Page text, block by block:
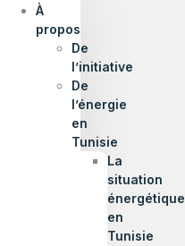
À
propos
De
l’initiative
De
l’énergie
en
Tunisie
La
situation
énergétique
en
Tunisie